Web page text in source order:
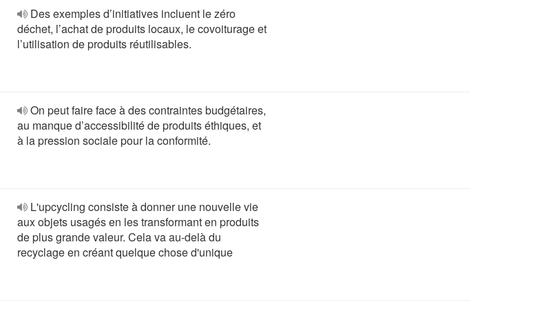
Des exemples d’initiatives incluent le zéro
déchet, l’achat de produits locaux, le covoiturage et
l’utilisation de produits réutilisables.
On peut faire face à des contraintes budgétaires,
au manque d’accessibilité de produits éthiques, et
à la pression sociale pour la conformité.
L'upcycling consiste à donner une nouvelle vie
aux objets usagés en les transformant en produits
de plus grande valeur. Cela va au-delà du
recyclage en créant quelque chose d'unique